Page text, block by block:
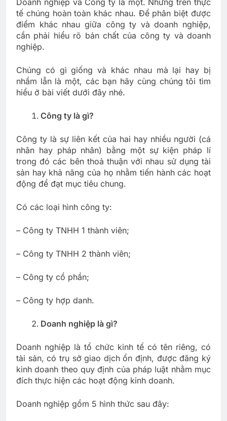
tế chúng hoàn toàn khác nhau. Để phân biệt được
điểm khác nhau giữa công ty và doanh nghiệp,
cần phải hiểu rõ bản chất của công ty và doanh
nghiệp.
Chúng có gì giống và khác nhau mà lại hay bị
nhầm lẫn là một, các bạn hãy cùng chúng tôi tìm
hiểu ở bài viết dưới đây nhé.
Công ty là gì?
Công ty là sự liên kết của hai hay nhiều người (cá
nhân hay pháp nhân) bằng một sự kiện pháp lí
trong đó các bên thoả thuận với nhau sử dụng tài
sản hay khả năng của họ nhằm tiến hành các hoạt
động để đạt mục tiêu chung.
Có các loại hình công ty:
– Công ty TNHH 1 thành viên;
– Công ty TNHH 2 thành viên;
– Công ty cổ phần;
– Công ty hợp danh.
Doanh nghiệp là gì?
Doanh nghiệp là tổ chức kinh tế có tên riêng, có
tài sản, có trụ sở giao dịch ổn định, được đăng ký
kinh doanh theo quy định của pháp luật nhằm mục
đích thực hiện các hoạt động kinh doanh.
Doanh nghiệp gồm 5 hình thức sau đây: